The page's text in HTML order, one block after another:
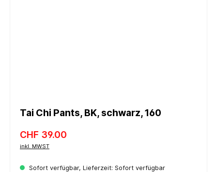
Tai Chi Pants, BK, schwarz, 160
CHF 39.00
inkl. MWST
Sofort verfügbar, Lieferzeit: Sofort verfügbar